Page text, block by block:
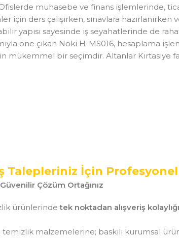
muhasebe ve finans işlemlerinde,
için ders çalışırken, sınavlara
yapısı sayesinde iş seyahatlerinde de
öne çıkan Noki H-MS016, hesaplama
mükemmel bir seçimdir. Altanlar Kırtasiye
Talepleriniz İçin
Çözüm Ortağınız
ürünlerindetek noktadan alışveriş kolaylığı
temizlik malzemelerine; baskılı kurumsal